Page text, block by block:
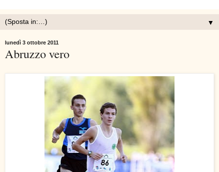
▼
lunedì 3 ottobre 2011
Abruzzo vero